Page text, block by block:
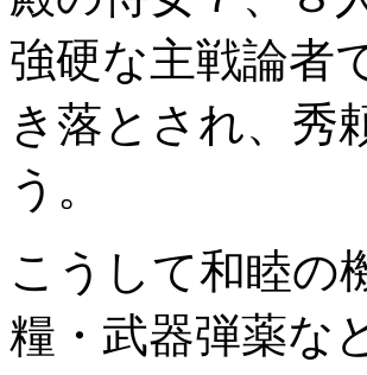
強硬な主戦論者
き落とされ、秀
う。
こうして和睦の
糧・武器弾薬な